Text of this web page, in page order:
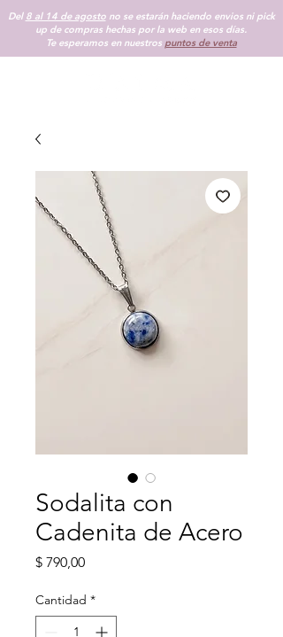
Del 8 al 14 de agostono se estarán haciendo envios ni pick
up de compras hechas por la web en esos días.
Te esperamos en nuestros puntos de venta
Sodalita con
Cadenita de Acero
$ 790,00Precio
Cantidad *